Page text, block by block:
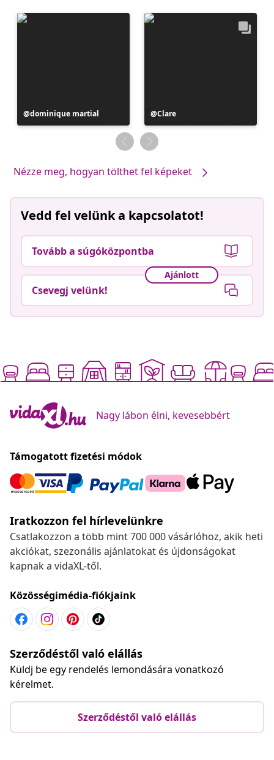
Bejegyzés
közzétevője
dominique martial
Bejegyzés
közzétevője
Clare
Nézze meg, hogyan tölthet fel képeket
Vedd fel velünk a kapcsolatot!
Tovább a súgóközpontba
Ajánlott
Csevegj velünk!
Nagy lábon élni, kevesebbért
Támogatott fizetési módok
Iratkozzon fel hírlevelünkre
Csatlakozzon a több mint 700 000 vásárlóhoz, akik heti
akciókat, szezonális ajánlatokat és újdonságokat
kapnak a vidaXL-től.
Közösségimédia-fiókjaink
Szerződéstől való elállás
Küldj be egy rendelés lemondására vonatkozó
kérelmet.
Szerződéstől való elállás